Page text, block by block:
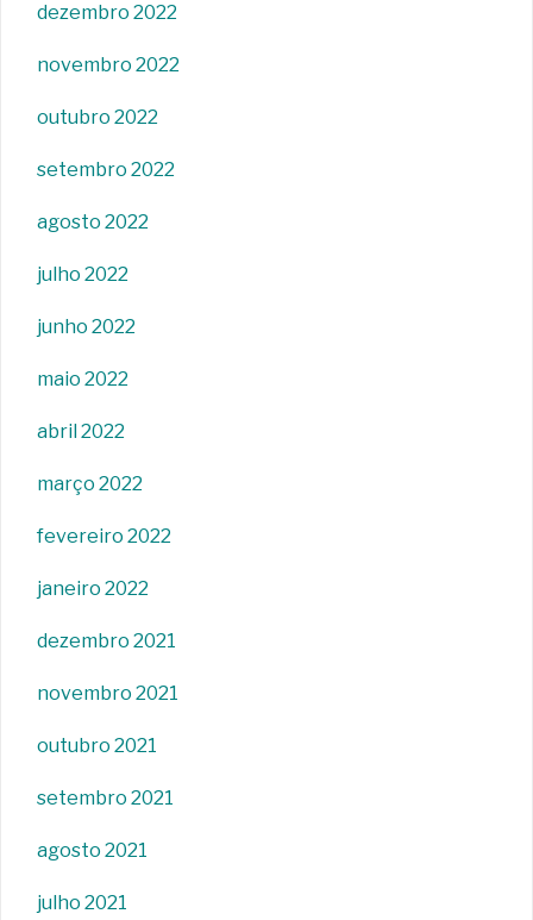
dezembro 2022
novembro 2022
outubro 2022
setembro 2022
agosto 2022
julho 2022
junho 2022
maio 2022
abril 2022
março 2022
fevereiro 2022
janeiro 2022
dezembro 2021
novembro 2021
outubro 2021
setembro 2021
agosto 2021
julho 2021